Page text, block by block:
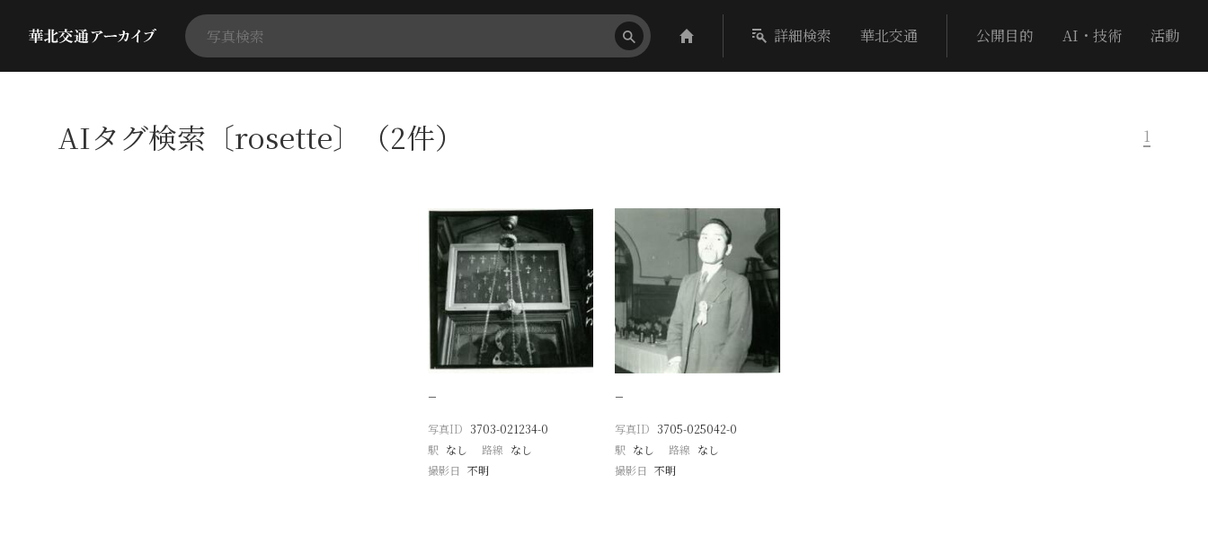
詳細検索 華北交通 公開目的 AI・技術 活動
AIタグ検索〔rosette〕（2件） 1
−
写真ID 3703-021234-0
駅 なし 路線 なし
撮影日 不明
−
写真ID 3705-025042-0
駅 なし 路線 なし
撮影日 不明